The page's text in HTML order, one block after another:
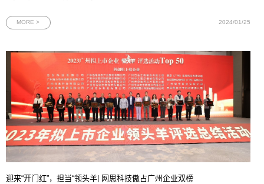
MORE > 2024/01/25
迎来“开门红”，担当“领头羊| 网思科技傲占广州企业双榜